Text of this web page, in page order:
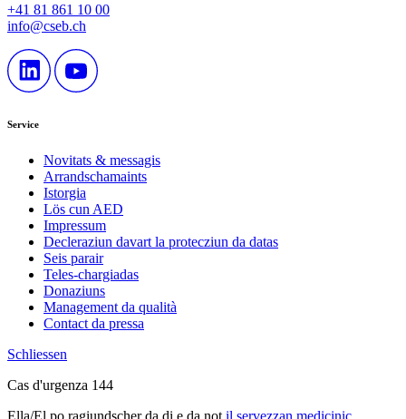
+41 81 861 10 00
info@cseb.ch
Service
Novitats & messagis
Arrandschamaints
Istorgia
Lös cun AED
Impressum
Decleraziun davart la protecziun da datas
Seis parair
Teles-chargiadas
Donaziuns
Management da qualità
Contact da pressa
Schliessen
Cas d'urgenza 144
Ella/El po ragiundscher da di e da not il servezzan medicinic